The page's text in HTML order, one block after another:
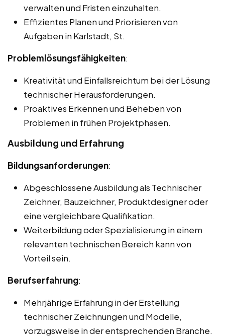
verwalten und Fristen einzuhalten.
Effizientes Planen und Priorisieren von
Aufgaben in Karlstadt, St.
Problemlösungsfähigkeiten:
Kreativität und Einfallsreichtum bei der Lösung
technischer Herausforderungen.
Proaktives Erkennen und Beheben von
Problemen in frühen Projektphasen.
Ausbildung und Erfahrung
Bildungsanforderungen:
Abgeschlossene Ausbildung als Technischer
Zeichner, Bauzeichner, Produktdesigner oder
eine vergleichbare Qualifikation.
Weiterbildung oder Spezialisierung in einem
relevanten technischen Bereich kann von
Vorteil sein.
Berufserfahrung:
Mehrjährige Erfahrung in der Erstellung
technischer Zeichnungen und Modelle,
vorzugsweise in der entsprechenden Branche.